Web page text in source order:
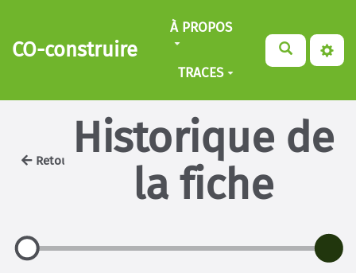
Aller au contenu principal
CO-construire
À PROPOS
TRACES
Retour
Historique de
la fiche